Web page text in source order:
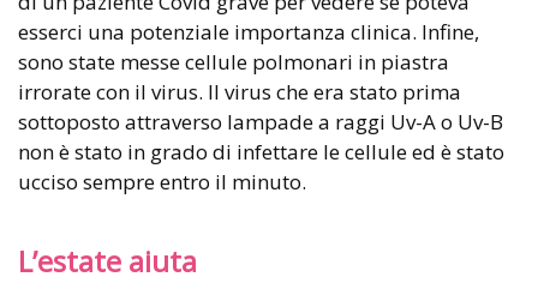
esserci una potenziale importanza clinica. Infine,
sono state messe cellule polmonari in piastra
irrorate con il virus. Il virus che era stato prima
sottoposto attraverso lampade a raggi Uv-A o Uv-B
non è stato in grado di infettare le cellule ed è stato
ucciso sempre entro il minuto.
L’estate aiuta